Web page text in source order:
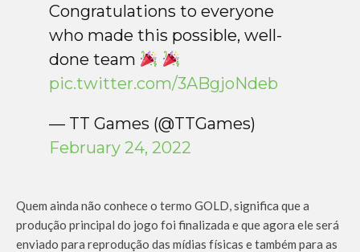
Congratulations to everyone
who made this possible, well-
done team
pic.twitter.com/3ABgjoNdeb
— TT Games (@TTGames)
February 24, 2022
Quem ainda não conhece o termo GOLD, significa que a
produção principal do jogo foi finalizada e que agora ele será
enviado para reprodução das mídias físicas e também para as